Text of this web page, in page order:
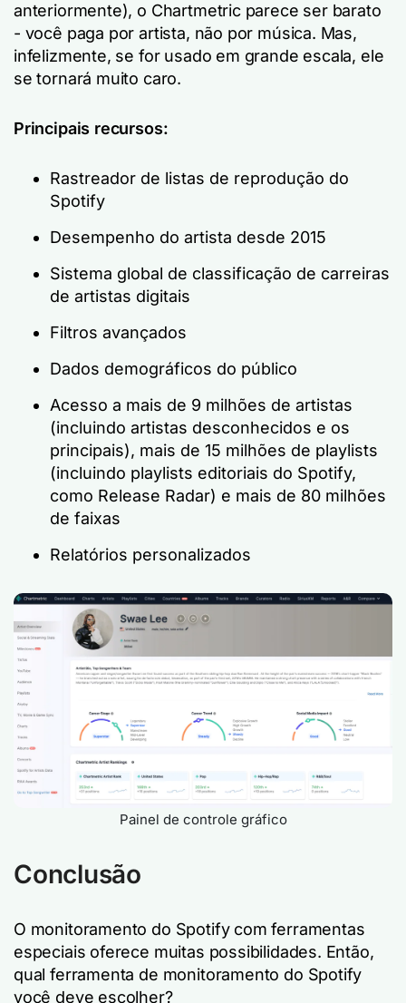
anteriormente), o Chartmetric parece ser barato
- você paga por artista, não por música. Mas,
infelizmente, se for usado em grande escala, ele
se tornará muito caro.
Principais recursos:
Rastreador de listas de reprodução do
Spotify
Desempenho do artista desde 2015
Sistema global de classificação de carreiras
de artistas digitais
Filtros avançados
Dados demográficos do público
Acesso a mais de 9 milhões de artistas
(incluindo artistas desconhecidos e os
principais), mais de 15 milhões de playlists
(incluindo playlists editoriais do Spotify,
como Release Radar) e mais de 80 milhões
de faixas
Relatórios personalizados
Painel de controle gráfico
Conclusão
O monitoramento do Spotify com ferramentas
especiais oferece muitas possibilidades. Então,
qual ferramenta de monitoramento do Spotify
você deve escolher?